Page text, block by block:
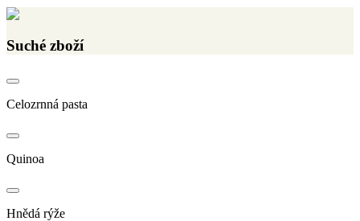
Suché zboží
Celozrnná pasta
Quinoa
Hnědá rýže